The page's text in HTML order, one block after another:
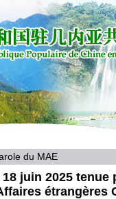
du MAE
juin 2025 tenue
étrangères